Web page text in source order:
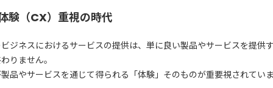
験（CX）重視の時代
ジネスにおけるサービスの提供は、単に良い製品やサービスを提供
りません。
品やサービスを通じて得られる「体験」そのものが重要視されてい